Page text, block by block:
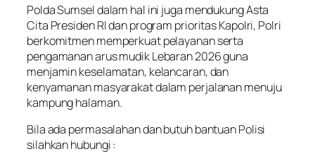
Polda Sumsel dalam hal ini juga mendukung Asta
Cita Presiden RI dan program prioritas Kapolri, Polri
berkomitmen memperkuat pelayanan serta
pengamanan arus mudik Lebaran 2026 guna
menjamin keselamatan, kelancaran, dan
kenyamanan masyarakat dalam perjalanan menuju
kampung halaman.
Bila ada permasalahan dan butuh bantuan Polisi
silahkan hubungi :